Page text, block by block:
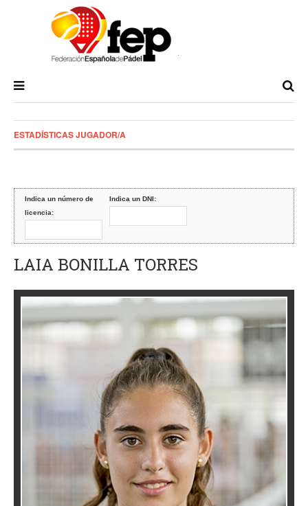
ESTADÍSTICAS JUGADOR/A
Indica un número de
licencia:
Indica un DNI:
LAIA BONILLA TORRES